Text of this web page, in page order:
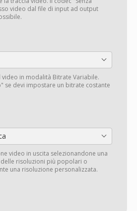
video dal file di input ad output
in modalità Bitrate Variabile.
se devi impostare un bitrate costante
video in uscita selezionandone una
risoluzioni più popolari o
una risoluzione personalizzata.